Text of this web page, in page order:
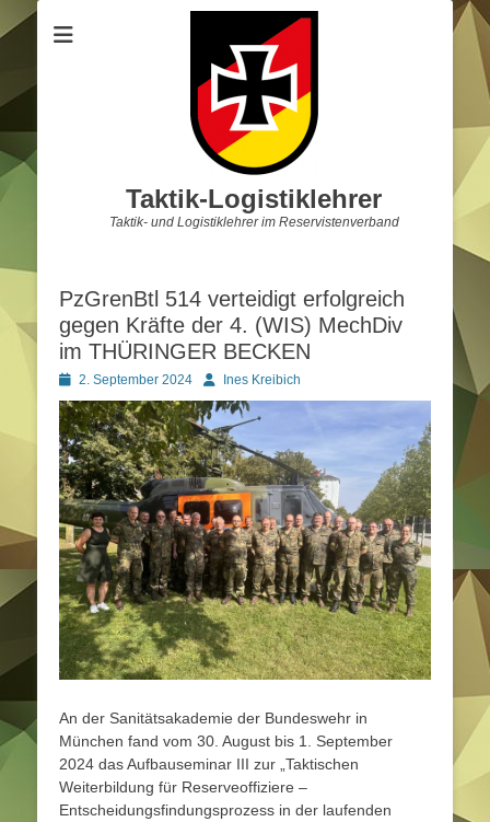
Taktik-Logistiklehrer
Taktik- und Logistiklehrer im Reservistenverband
PzGrenBtl 514 verteidigt erfolgreich
gegen Kräfte der 4. (WIS) MechDiv
im THÜRINGER BECKEN
Posted
on
2. September 2024 AutorInes Kreibich
An der Sanitätsakademie der Bundeswehr in
München fand vom 30. August bis 1. September
2024 das Aufbauseminar III zur „Taktischen
Weiterbildung für Reserveoffiziere –
Entscheidungsfindungsprozess in der laufenden